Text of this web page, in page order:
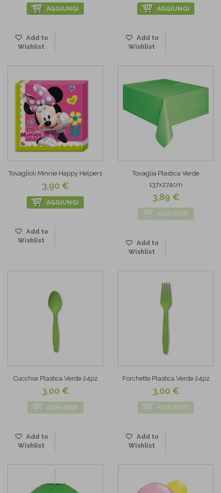
AGGIUNGI
Add to
Wishlist
AGGIUNGI
Add to
Wishlist
Tovaglioli Minnie Happy Helpers
3,90 €
AGGIUNGI
Add to
Wishlist
Tovaglia Plastica Verde
137x274cm
3,89 €
NON DISP.
Add to
Wishlist
Cucchiai Plastica Verde 24pz
3,00 €
NON DISP.
Add to
Wishlist
Forchette Plastica Verde 24pz
3,00 €
NON DISP.
Add to
Wishlist